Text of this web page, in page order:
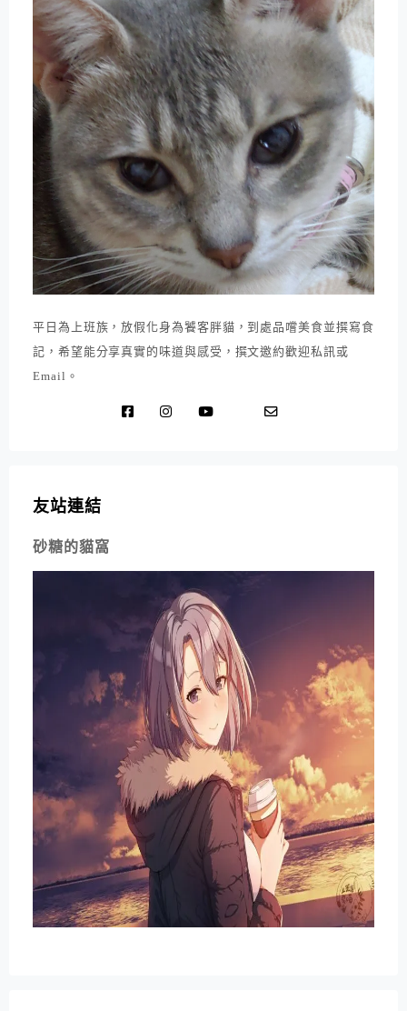
平日為上班族，放假化身為饕客胖貓，到處品嚐美食並撰寫食
記，希望能分享真實的味道與感受，撰文邀約歡迎私訊或
Email。
友站連結
砂糖的貓窩